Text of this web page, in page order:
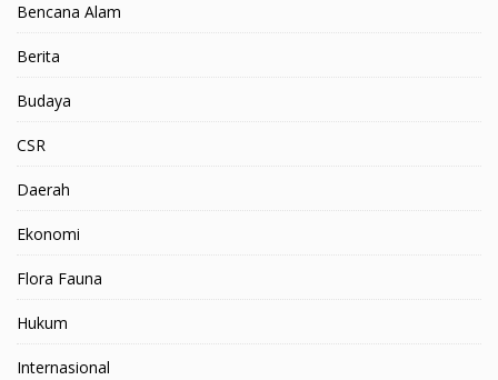
Bencana Alam
Berita
Budaya
CSR
Daerah
Ekonomi
Flora Fauna
Hukum
Internasional